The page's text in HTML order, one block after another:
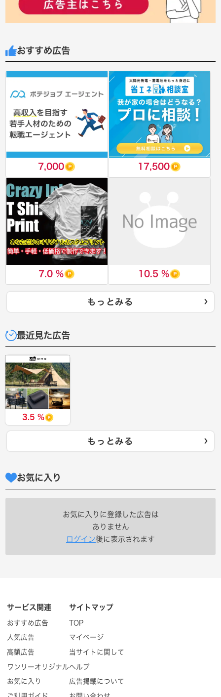
おすすめ広告
7,000 17,500
7.0 % 10.5 %
もっとみる
最近見た広告
3.5 %
もっとみる
お気に入り
お気に入りに登録した広告は
ありません
ログイン後に表示されます
サービス関連
おすすめ広告
人気広告
高額広告
ワンリーオリジナル
お気に入り
サイトマップ
TOP
マイページ
当サイトに関して
ヘルプ
広告掲載について